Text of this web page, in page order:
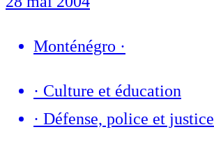
Monténégro ·
· Culture et éducation
· Défense, police et justice